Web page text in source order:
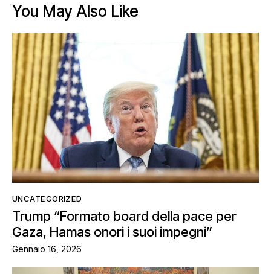
You May Also Like
UNCATEGORIZED
Trump “Formato board della pace per
Gaza, Hamas onori i suoi impegni”
Gennaio 16, 2026